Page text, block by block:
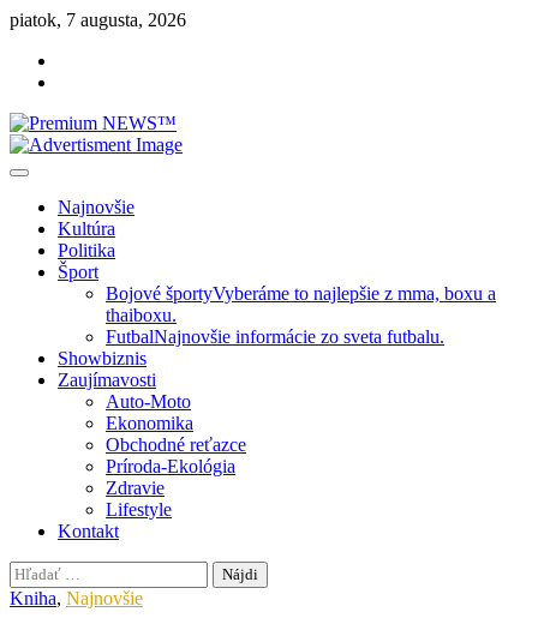
Skip
content
piatok, 7 augusta, 2026
Najnovšie
Kultúra
Politika
Šport
Bojové športyVyberáme to najlepšie z mma, boxu a
thaiboxu.
FutbalNajnovšie informácie zo sveta futbalu.
Showbiznis
Zaujímavosti
Auto-Moto
Ekonomika
Obchodné reťazce
Príroda-Ekológia
Zdravie
Lifestyle
Kontakt
Hľadať:
Kniha, Najnovšie